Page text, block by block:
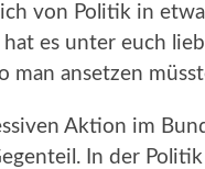
ich von Politik in
es unter euch
man ansetzen
Aktion im
In der